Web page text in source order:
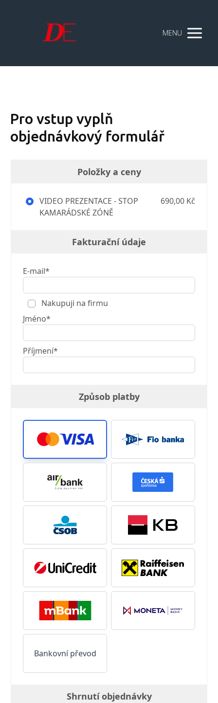
MENU
Pro vstup vyplň
objednávkový formulář
Položky a ceny
VIDEO PREZENTACE - STOP
KAMARÁDSKÉ ZÓNĚ
690,00 Kč
Fakturační údaje
E-mail*
Nakupuji na firmu
Jméno*
Příjmení*
Způsob platby
Bankovní převod
Shrnutí objednávky